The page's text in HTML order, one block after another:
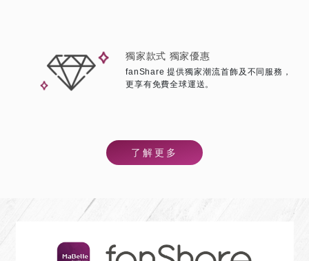
獨家款式 獨家優惠
fanShare 提供獨家潮流首飾及不同服務，
更享有免費全球運送。
了解更多